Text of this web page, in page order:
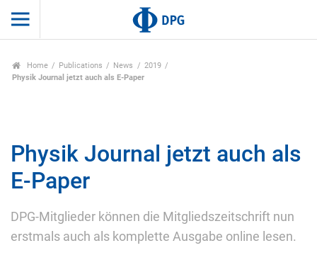
Home Publications News
2019
Physik Journal jetzt auch als E-Paper
Physik Journal jetzt auch als
E-Paper
DPG-Mitglieder können die Mitgliedszeitschrift nun
erstmals auch als komplette Ausgabe online lesen.